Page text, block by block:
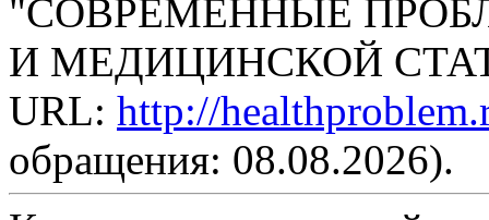
"СОВРЕМЕННЫЕ
И МЕДИЦИНСКОЙ
URL: http://
обращения: 08.08.2026).